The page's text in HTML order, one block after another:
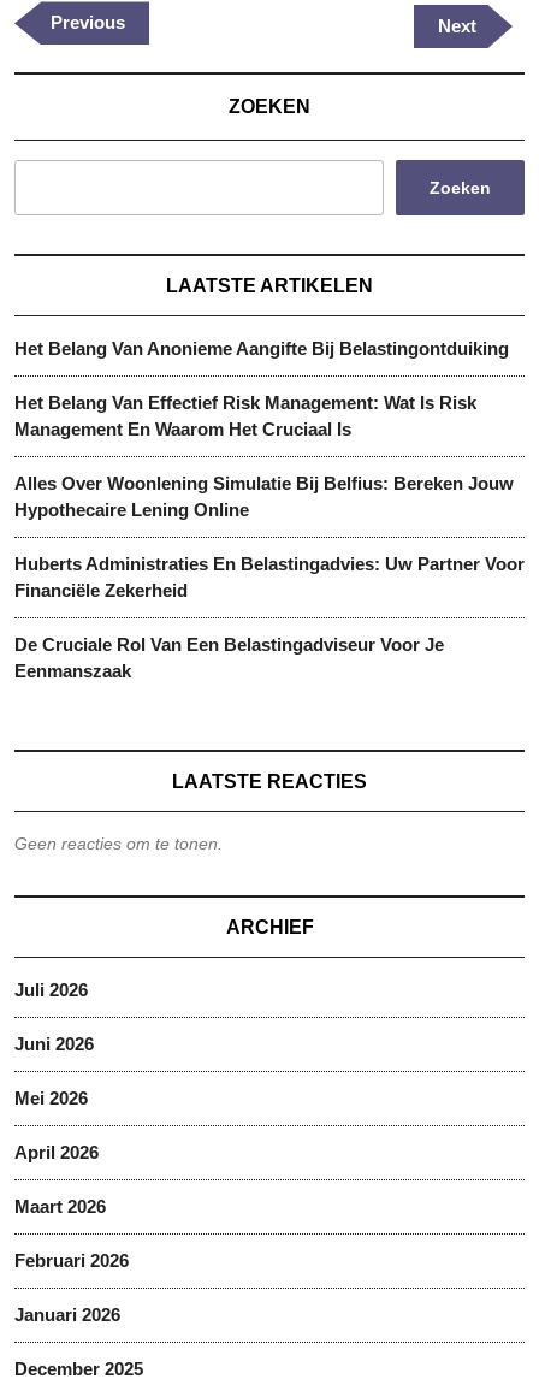
Previous
Post
Previous
Next
Post
Next
ZOEKEN
Zoeken
LAATSTE ARTIKELEN
Het Belang Van Anonieme Aangifte Bij Belastingontduiking
Het Belang Van Effectief Risk Management: Wat Is Risk
Management En Waarom Het Cruciaal Is
Alles Over Woonlening Simulatie Bij Belfius: Bereken Jouw
Hypothecaire Lening Online
Huberts Administraties En Belastingadvies: Uw Partner Voor
Financiële Zekerheid
De Cruciale Rol Van Een Belastingadviseur Voor Je
Eenmanszaak
LAATSTE REACTIES
Geen reacties om te tonen.
ARCHIEF
Juli 2026
Juni 2026
Mei 2026
April 2026
Maart 2026
Februari 2026
Januari 2026
December 2025